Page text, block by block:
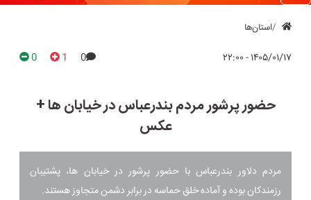
استان‌ها
۱۴۰۵/۰۱/۱۷ - ۲۲:۰۰ 0
1
0
حضور پرشور مردم بندرعباس در خیابان ها +
عکس
مردم دلاور بندرعباس با حضور پرشور در خیابان ها، پشتیبان
رزمندکان بوده و آماده خلق حماسه در برابر دشمن متجاوز هستند‌.